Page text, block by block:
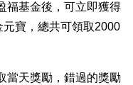
福基金後，可立即獲得
寶，總共可領取2000
當天獎勵，錯過的獎勵